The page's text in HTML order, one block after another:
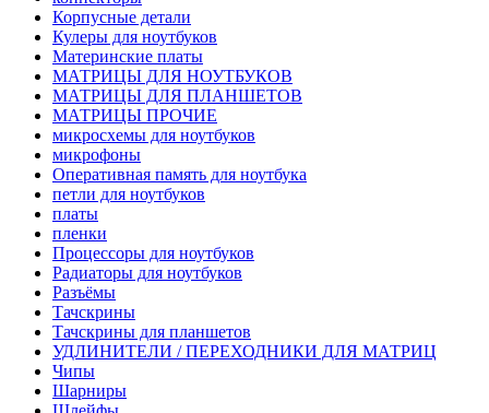
Корпусные детали
Кулеры для ноутбуков
Материнские платы
МАТРИЦЫ ДЛЯ НОУТБУКОВ
МАТРИЦЫ ДЛЯ ПЛАНШЕТОВ
МАТРИЦЫ ПРОЧИЕ
микросхемы для ноутбуков
микрофоны
Оперативная память для ноутбука
петли для ноутбуков
платы
пленки
Процессоры для ноутбуков
Радиаторы для ноутбуков
Разъёмы
Тачскрины
Тачскрины для планшетов
УДЛИНИТЕЛИ / ПЕРЕХОДНИКИ ДЛЯ МАТРИЦ
Чипы
Шарниры